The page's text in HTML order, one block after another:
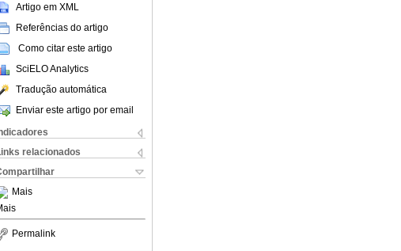
Artigo em XML
Referências do artigo
Como citar este artigo
SciELO Analytics
Tradução automática
Enviar este artigo por email
relacionados
Mais
Permalink